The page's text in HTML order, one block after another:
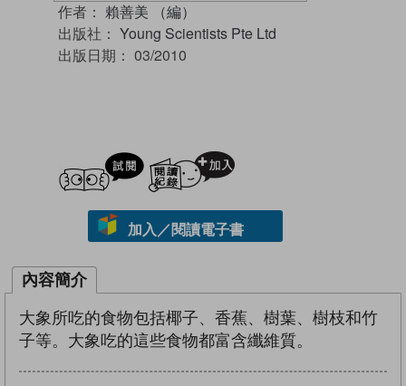
作者： 賴善美 （編）
出版社： Young Scientists Pte Ltd
出版日期： 03/2010
試閲
加入／閱讀電子書
內容簡介
大象所吃的食物包括椰子、香蕉、樹葉、樹枝和竹
子等。大象吃的這些食物都富含纖維質。